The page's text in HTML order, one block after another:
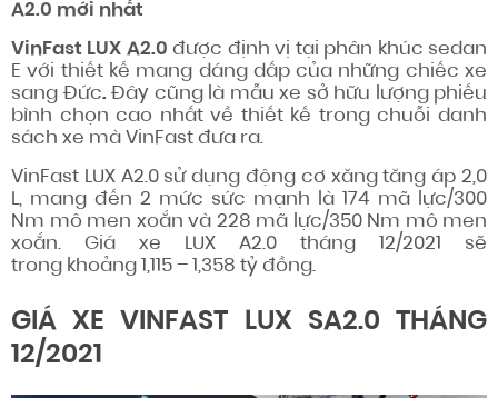
A2.0 mới nhất
VinFast LUX A2.0được định vị tại phân khúc sedan
E với thiết kế mang dáng dấp của những chiếc xe
sang Đức. Đây cũng là mẫu xe sở hữu lượng phiếu
bình chọn cao nhất về thiết kế trong chuỗi danh
sách xe mà VinFast đưa ra.
VinFast LUX A2.0 sử dụng động cơ xăng tăng áp 2,0
L, mang đến 2 mức sức mạnh là 174 mã lực/300
Nm mô men xoắn và 228 mã lực/350 Nm mô men
xoắn. Giá xe LUX A2.0 tháng 12/2021 sẽ
trong khoảng 1,115 – 1,358 tỷ đồng.
GIÁ XE VINFAST LUX SA2.0 THÁNG
12/2021